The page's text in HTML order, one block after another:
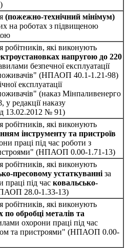
(пожежно-технічний мінімум)
на роботах з підвищеною
робітників, які виконують
напругою до 220
безпечної експлуатації
(НПАОП 40.1-1.21-98)
експлуатації
(наказ Мінпаливенерго
редакції наказу
13.02.2012 № 91)
робітників, які виконують
інструменту та пристроїв
праці під час роботи з
(НПАОП 0.00-1.71-13)
робітників, які виконують
пресовому устаткуванні за
під час ковальсько-
28.0-1.33-13)
робітників, які виконують
по обробці металів та
охорони праці під час
та пристроями" (НПАОП 0.00-